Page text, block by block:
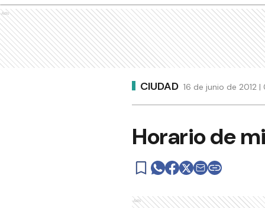
Ads
CIUDAD 16 de junio de 2012
Horario de
Ads